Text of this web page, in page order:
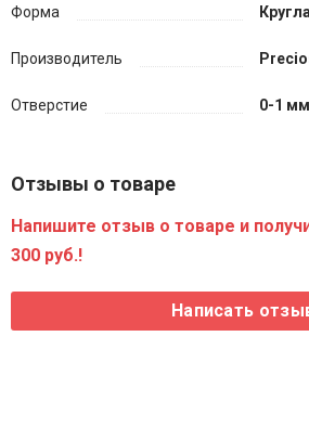
Форма
Производитель
Отверстие 0-1 мм
Отзывы о товаре
Напишите отзыв о товаре и
300 руб.!